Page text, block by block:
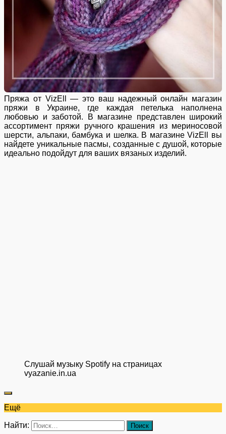
Пряжа от VizEll — это ваш надежный онлайн магазин
пряжи в Украине, где каждая петелька наполнена
любовью и заботой. В магазине представлен широкий
ассортимент пряжи ручного крашения из мериносовой
шерсти, альпаки, бамбука и шелка. В магазине VizEll вы
найдете уникальные пасмы, созданные с душой, которые
идеально подойдут для ваших вязаных изделий.
Слушай музыку Spotify на страницах
vyazanie.in.ua
Ещё
Найти: